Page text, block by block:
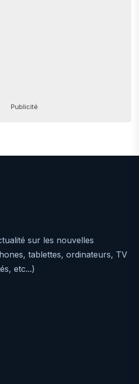
Publicité
sur les nouvelles
tablettes, ordinateurs, TV
etc...)